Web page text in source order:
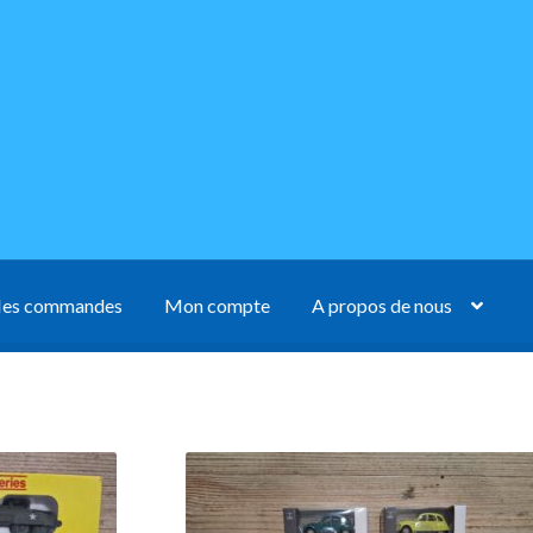
commandes Mon compte A propos de nous